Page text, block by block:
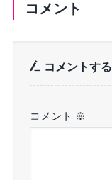
コメント
コメントする
コメント ※